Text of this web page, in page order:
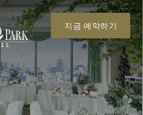
지금 예약하기